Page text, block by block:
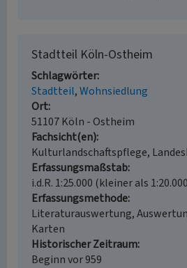
Stadtteil Köln-Ostheim
Schlagwörter
Stadtteil Wohnsiedlung
Ort
51107 Köln - Ostheim
Fachsicht(en)
Kulturlandschaftspflege,
Erfassungsmaßstab
i.d.R. 1:25.000 (kleiner als
Erfassungsmethode
Literaturauswertung,
Karten
Historischer Zeitraum
Beginn vor 959